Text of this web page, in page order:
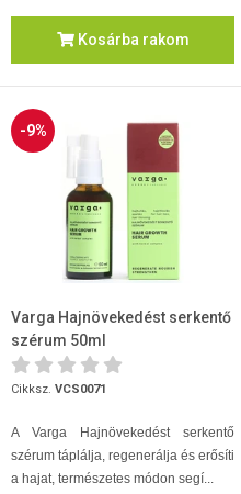
Kosárba rakom
-9%
Varga Hajnövekedést serkentő
szérum 50ml
Cikksz. VCS0071
A Varga Hajnövekedést serkentő
szérum táplálja, regenerálja és erősíti
a hajat, természetes módon segí...